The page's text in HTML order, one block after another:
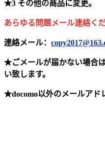
★3 その他の商品に変更。
あらゆる問題メール連絡く
連絡メール：
★ごメールが届かない場合
い致します。
★docomo以外のメールアド